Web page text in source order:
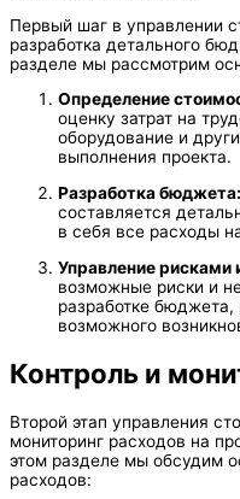
Первый шаг в управлении
разработка детального
разделе мы рассмотрим
Определение
оценку затрат на
оборудование и
выполнения проекта.
Разработка бюджета:
составляется
в себя все расходы
Управление рисками
возможные риски и
разработке
возможного
Контроль и
Второй этап управления
мониторинг расходов на
этом разделе мы обсудим
расходов: